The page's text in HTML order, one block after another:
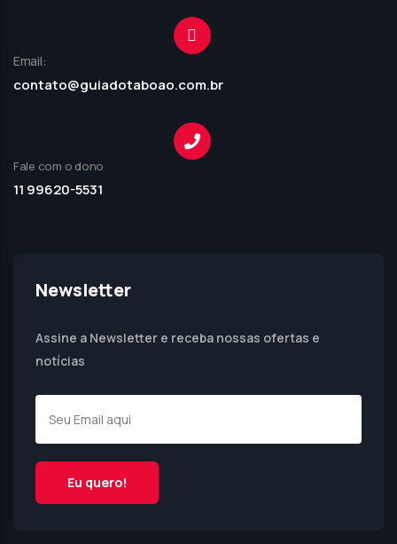
Email:
contato@guiadotaboao.com.br
Fale com o dono
11 99620-5531
Newsletter
Assine a Newsletter e receba nossas ofertas e
notícias